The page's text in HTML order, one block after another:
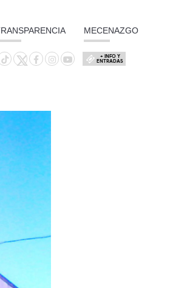
MECENAZGO
+ INFO Y
ENTRADAS